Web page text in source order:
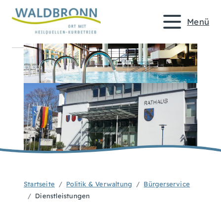
Menü
Startseite Politik & Verwaltung
Bürgerservice
Dienstleistungen